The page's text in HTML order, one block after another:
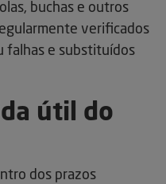
buchas e outros
verificados
falhas e substituídos
útil do
dos prazos